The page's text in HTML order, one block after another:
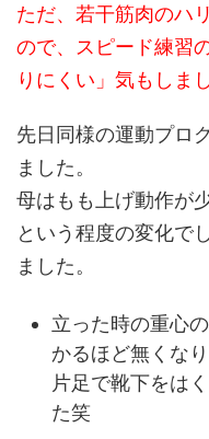
ただ、若干筋肉のハ
ので、スピード練習
りにくい」気もしま
先日同様の運動プロ
ました。
母はもも上げ動作が
という程度の変化で
ました。
立った時の重心
かるほど無くなり
片足で靴下をは
た笑